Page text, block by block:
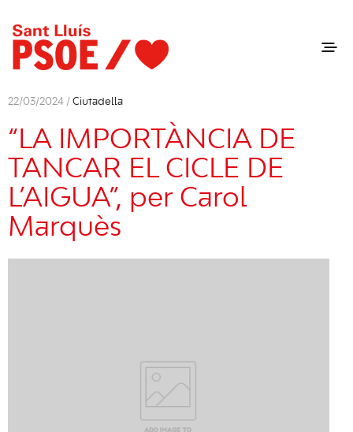
22/03/2024 / Ciutadella
“LA IMPORTÀNCIA DE
TANCAR EL CICLE DE
L’AIGUA”, per Carol
Marquès